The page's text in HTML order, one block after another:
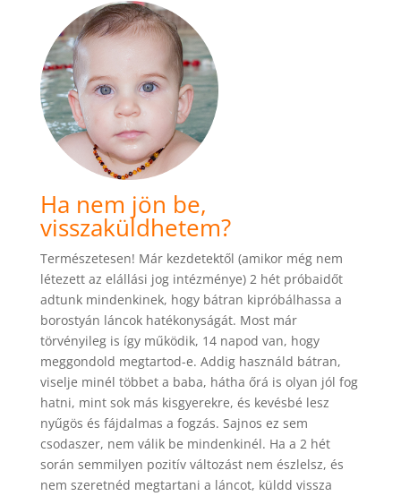
Ha nem jön be,
visszaküldhetem?
Természetesen! Már kezdetektől (amikor még nem
létezett az elállási jog intézménye) 2 hét próbaidőt
adtunk mindenkinek, hogy bátran kipróbálhassa a
borostyán láncok hatékonyságát. Most már
törvényileg is így működik, 14 napod van, hogy
meggondold megtartod-e. Addig használd bátran,
viselje minél többet a baba, hátha őrá is olyan jól fog
hatni, mint sok más kisgyerekre, és kevésbé lesz
nyűgös és fájdalmas a fogzás. Sajnos ez sem
csodaszer, nem válik be mindenkinél. Ha a 2 hét
során semmilyen pozitív változást nem észlelsz, és
nem szeretnéd megtartani a láncot, küldd vissza